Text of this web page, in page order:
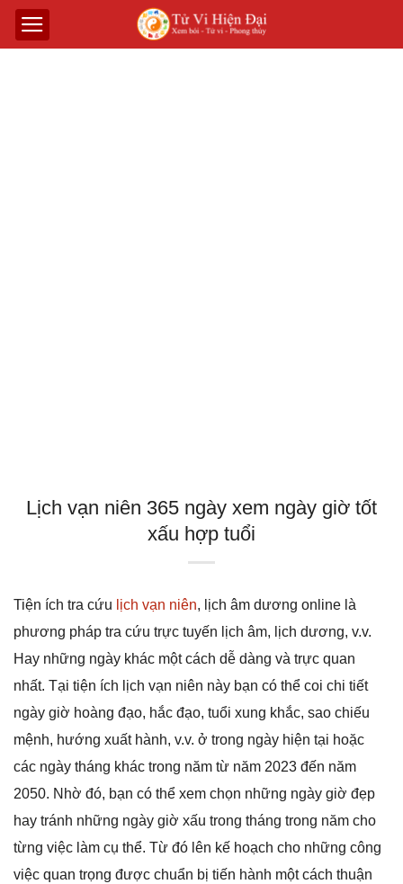
Lịch vạn niên 365 ngày xem ngày giờ tốt
xấu hợp tuổi
Tiện ích tra cứu lịch vạn niên, lịch âm dương online là
phương pháp tra cứu trực tuyến lịch âm, lịch dương, v.v.
Hay những ngày khác một cách dễ dàng và trực quan
nhất. Tại tiện ích lịch vạn niên này bạn có thể coi chi tiết
ngày giờ hoàng đạo, hắc đạo, tuổi xung khắc, sao chiếu
mệnh, hướng xuất hành, v.v. ở trong ngày hiện tại hoặc
các ngày tháng khác trong năm từ năm 2023 đến năm
2050. Nhờ đó, bạn có thể xem chọn những ngày giờ đẹp
hay tránh những ngày giờ xấu trong tháng trong năm cho
từng việc làm cụ thể. Từ đó lên kế hoạch cho những công
việc quan trọng được chuẩn bị tiến hành một cách thuận